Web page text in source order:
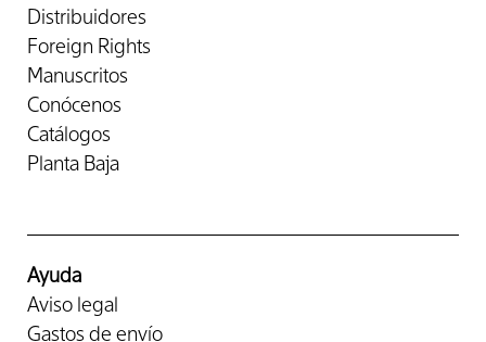
Distribuidores
Foreign Rights
Manuscritos
Conócenos
Catálogos
Planta Baja
Ayuda
Aviso legal
Gastos de envío